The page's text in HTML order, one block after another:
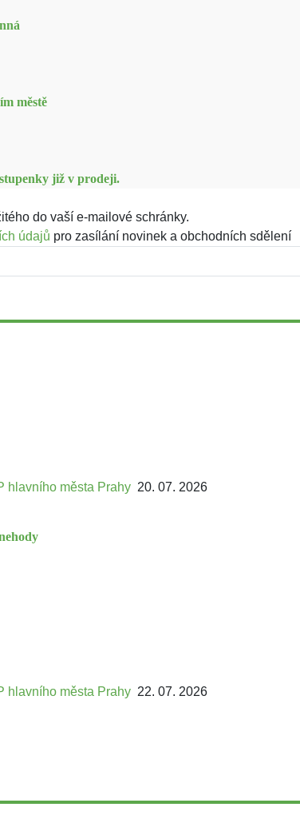
městě
již v prodeji.
do vaší e-mailové schránky.
údajů pro zasílání novinek a obchodních sdělení
hlavního města Prahy 20. 07. 2026
hlavního města Prahy 22. 07. 2026